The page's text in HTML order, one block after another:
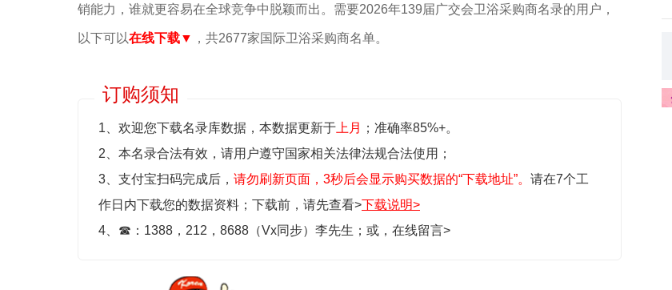
销能力，谁就更容易在全球竞争中脱颖而出。需要2026年139届广交会卫浴采购商名录的用户，
以下可以在线下载▼ ，共2677家国际卫浴采购商名单。
订购须知
1、欢迎您下载名录库数据，本数据更新于 上月
；准确率85%+。
2、本名录合法有效，请用户遵守国家相关法律法规合法使用；
3、支付宝扫码完成后， 请勿刷新页面，3秒后会显示购买数据的“下载地址”。 请在7个工
作日内下载您的数据资料； 下载前，请先查看>下载说明>
4、 ☎ ：1388，212，8688（Vx同步）李先生；或， 在线留言>